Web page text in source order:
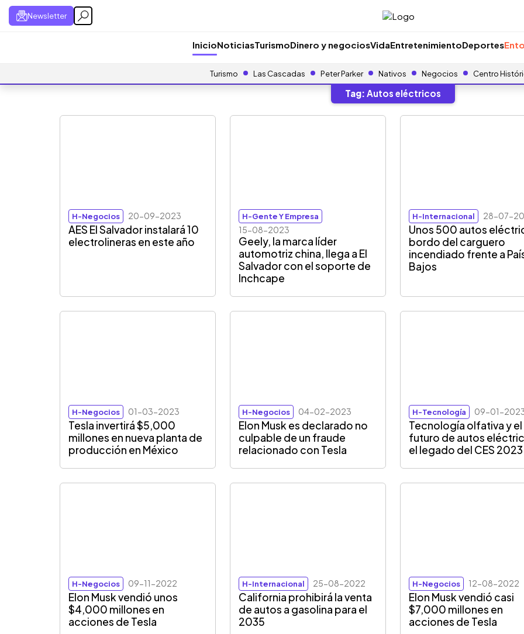
Newsletter
InicioNoticiasTurismoDinero y negociosVidaEntretenimientoDeportes
Turismo Las Cascadas Peter Parker Nativos Negocios Centro
Tag: Autos eléctricos
H-Negocios 20-09-2023
AES El Salvador instalará 10
electrolineras en este año
H-Gente Y Empresa
15-08-2023
Geely, la marca líder
automotriz china, llega a El
Salvador con el soporte de
Inchcape
H-Internacional 28-07-
Unos 500 autos
bordo del carguero
incendiado frente a
Bajos
H-Negocios 01-03-2023
Tesla invertirá $5,000
millones en nueva planta de
producción en México
H-Negocios 04-02-2023
Elon Musk es declarado no
culpable de un fraude
relacionado con Tesla
H-Tecnología 09-01-
Tecnología olfativa y el
futuro de autos
el legado del CES 2023
H-Negocios 09-11-2022
Elon Musk vendió unos
$4,000 millones en
acciones de Tesla
H-Internacional 25-08-2022
California prohibirá la venta
de autos a gasolina para el
2035
H-Negocios 12-08-2022
Elon Musk vendió casi
$7,000 millones en
acciones de Tesla